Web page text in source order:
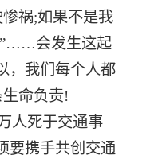
祸;如果不是我
会发生这起
，我们每个人都
命负责!
人死于交通事
要携手共创交通